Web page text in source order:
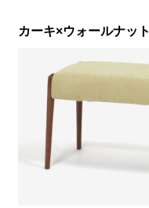
カーキ×ウォールナット